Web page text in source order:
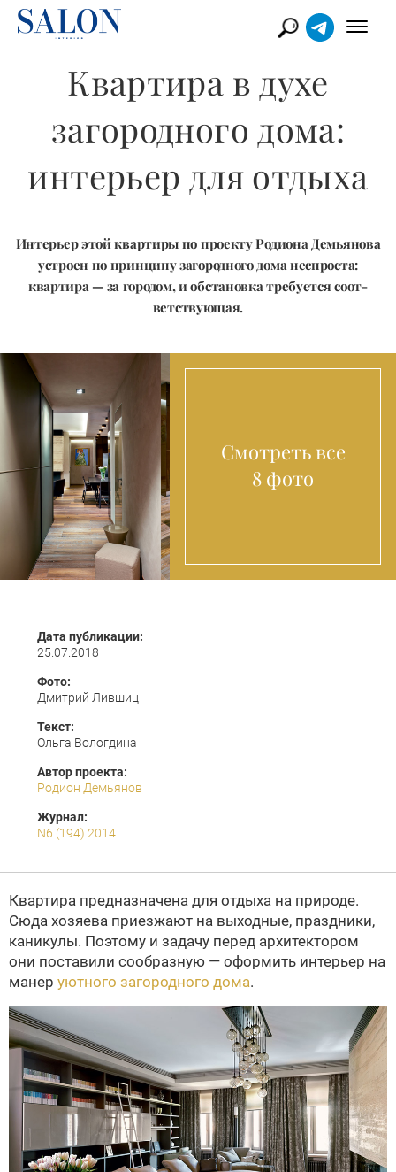
Квартира в духе
загородного дома:
интерьер для отдыха
Интерьер этой квартиры по проекту Родиона Демьянова
устроен по принципу загородного дома неспроста:
квартира — за городом, и обстановка требуется соот­
ветствующая.
Смотреть все
8 фото
Дата публикации:
25.07.2018
Фото:
Дмитрий Лившиц
Текст:
Ольга Вологдина
Автор проекта:
Родион Демьянов
Журнал:
N6 (194) 2014
Квартира предназначена для отдыха на природе.
Сюда хозяева приезжают на выходные, праздники,
каникулы. Поэтому и задачу перед архитектором
они поставили сообразную — оформить интерьер на
манер уютного загородного дома.